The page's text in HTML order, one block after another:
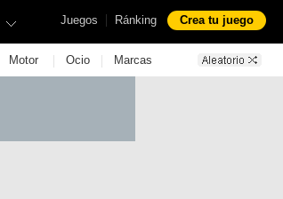
Juegos | Ránking Crea tu juego
Motor | Ocio | Marcas